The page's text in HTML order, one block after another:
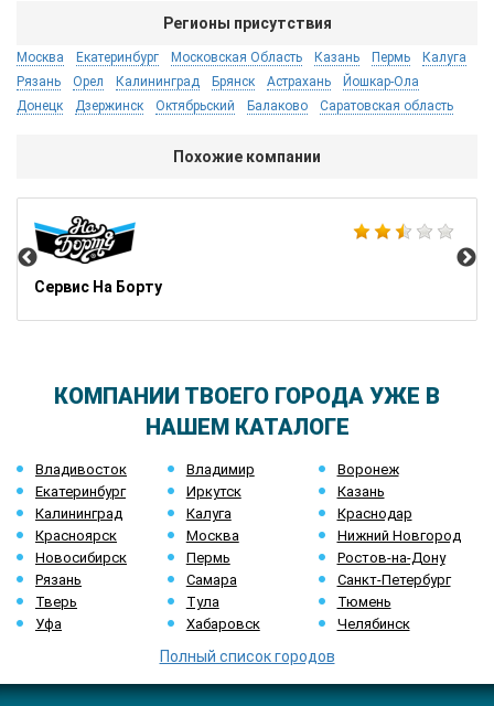
Регионы присутствия
Москва Екатеринбург Московская Область Казань Пермь
Калуга
Рязань
Орел Калининград Брянск Астрахань
Йошкар-Ола
Донецк
Дзержинск Октябрьский Балаково Саратовская область
Похожие компании
Сервис На Борту
КОМПАНИИ ТВОЕГО ГОРОДА УЖЕ В
НАШЕМ КАТАЛОГЕ
Владивосток Владимир
Воронеж
Екатеринбург
Иркутск
Казань
Калининград
Калуга
Краснодар
Красноярск
Москва
Нижний Новгород
Новосибирск
Пермь
Ростов-на-Дону
Рязань
Самара
Санкт-Петербург
Тверь
Тула
Тюмень
Уфа
Хабаровск Челябинск
Полный список городов